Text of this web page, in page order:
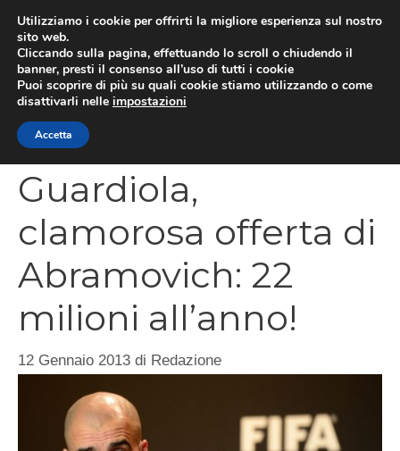
contenuto
Guardiola,
clamorosa offerta di
Abramovich: 22
milioni all’anno!
12 Gennaio 2013 di Redazione
Utilizziamo i cookie per offrirti la migliore esperienza sul nostro
sito web.
Cliccando sulla pagina, effettuando lo scroll o chiudendo il
banner, presti il consenso all’uso di tutti i cookie
Puoi scoprire di più su quali cookie stiamo utilizzando o come
disattivarli nelle impostazioni
Accetta